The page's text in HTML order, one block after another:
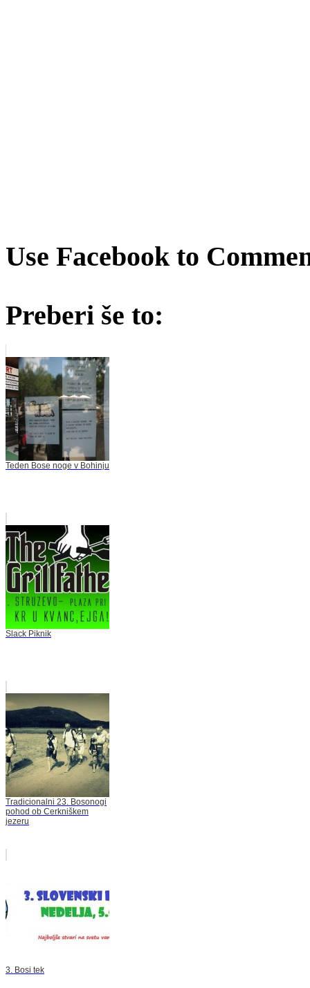
Use Facebook to
Preberi še to:
Teden Bose noge v Bohinju
Slack Piknik
Tradicionalni 23. Bosonogi
pohod ob Cerkniškem
jezeru
3. Bosi tek